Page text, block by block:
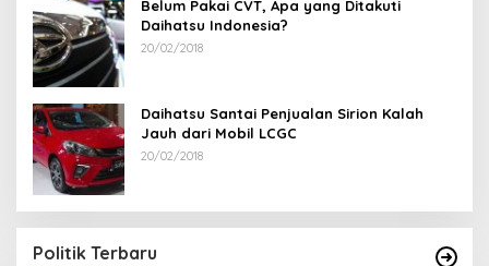
Belum Pakai CVT, Apa yang Ditakuti
Daihatsu Indonesia?
20/02/2018
Daihatsu Santai Penjualan Sirion Kalah
Jauh dari Mobil LCGC
20/02/2018
Politik Terbaru